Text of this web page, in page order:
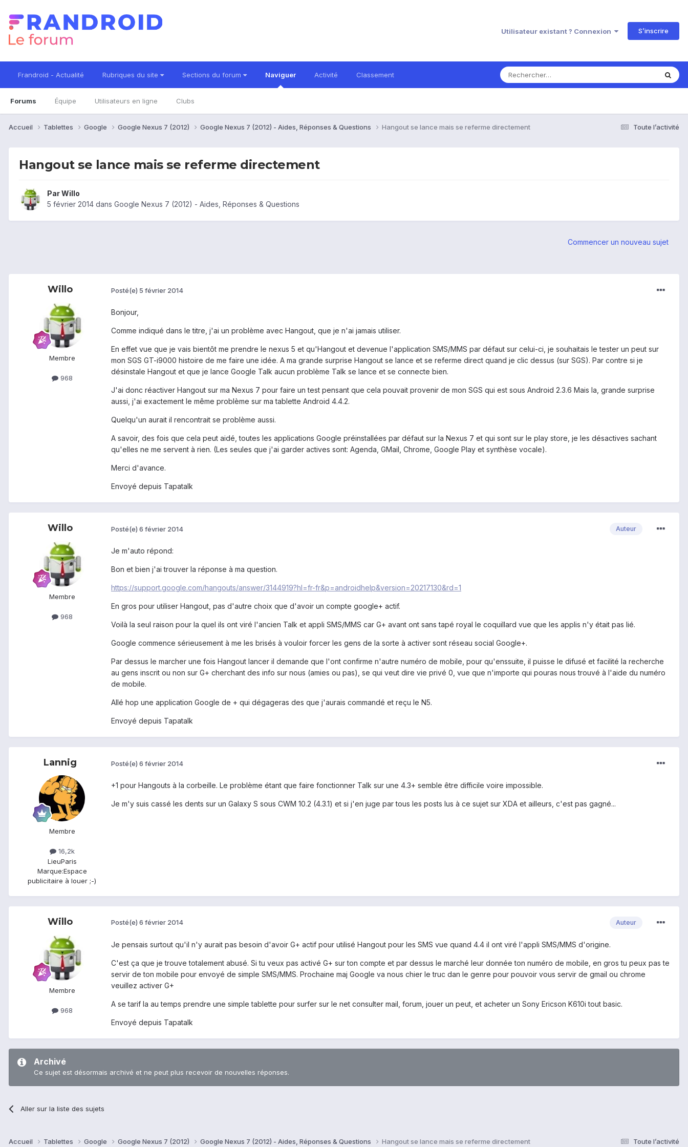
Utilisateur existant ? Connexion S’inscrire
Frandroid - Actualité Rubriques du site Sections du forum Naviguer
Forums Équipe Utilisateurs en ligne Clubs
Activité Classement
Toute l’activité
Accueil Tablettes Google Google Nexus 7 (2012) Google Nexus 7 (2012) - Aides, Réponses & Questions Hangout se lance mais se referme directement
Hangout se lance mais se referme directement
ParWillo
5 février 2014 dans Google Nexus 7 (2012) - Aides, Réponses & Questions
Commencer un nouveau sujet
Willo
Membre
968
Posté(e) 5 février 2014
Bonjour,
Comme indiqué dans le titre, j'ai un problème avec Hangout, que je n'ai jamais utiliser.
En effet vue que je vais bientôt me prendre le nexus 5 et qu'Hangout et devenue l'application SMS/MMS par défaut sur celui-ci, je souhaitais le tester un peut sur
mon SGS GT-i9000 histoire de me faire une idée. A ma grande surprise Hangout se lance et se referme direct quand je clic dessus (sur SGS). Par contre si je
désinstale Hangout et que je lance Google Talk aucun problème Talk se lance et se connecte bien.
J'ai donc réactiver Hangout sur ma Nexus 7 pour faire un test pensant que cela pouvait provenir de mon SGS qui est sous Android 2.3.6 Mais la, grande surprise
aussi, j'ai exactement le même problème sur ma tablette Android 4.4.2.
Quelqu'un aurait il rencontrait se problème aussi.
A savoir, des fois que cela peut aidé, toutes les applications Google préinstallées par défaut sur la Nexus 7 et qui sont sur le play store, je les désactives sachant
qu'elles ne me servent à rien. (Les seules que j'ai garder actives sont: Agenda, GMail, Chrome, Google Play et synthèse vocale).
Merci d'avance.
Envoyé depuis Tapatalk
Willo
Membre
968
Auteur
Posté(e) 6 février 2014
Je m'auto répond:
Bon et bien j'ai trouver la réponse à ma question.
https://support.google.com/hangouts/answer/3144919?hl=fr-fr&p=androidhelp&version=20217130&rd=1
En gros pour utiliser Hangout, pas d'autre choix que d'avoir un compte google+ actif.
Voilà la seul raison pour la quel ils ont viré l'ancien Talk et appli SMS/MMS car G+ avant ont sans tapé royal le coquillard vue que les applis n'y était pas lié.
Google commence sérieusement à me les brisés à vouloir forcer les gens de la sorte à activer sont réseau social Google+.
Par dessus le marcher une fois Hangout lancer il demande que l'ont confirme n'autre numéro de mobile, pour qu'enssuite, il puisse le difusé et facilité la recherche
au gens inscrit ou non sur G+ cherchant des info sur nous (amies ou pas), se qui veut dire vie privé 0, vue que n'importe qui pouras nous trouvé à l'aide du numéro
de mobile.
Allé hop une application Google de + qui dégageras des que j'aurais commandé et reçu le N5.
Envoyé depuis Tapatalk
Lannig
Membre
16,2k
LieuParis
Marque:Espace
publicitaire à louer ;-)
Posté(e) 6 février 2014
+1 pour Hangouts à la corbeille. Le problème étant que faire fonctionner Talk sur une 4.3+ semble être difficile voire impossible.
Je m'y suis cassé les dents sur un Galaxy S sous CWM 10.2 (4.3.1) et si j'en juge par tous les posts lus à ce sujet sur XDA et ailleurs, c'est pas gagné...
Willo
Membre
968
Auteur
Posté(e) 6 février 2014
Je pensais surtout qu'il n'y aurait pas besoin d'avoir G+ actif pour utilisé Hangout pour les SMS vue quand 4.4 il ont viré l'appli SMS/MMS d'origine.
C'est ça que je trouve totalement abusé. Si tu veux pas activé G+ sur ton compte et par dessus le marché leur donnée ton numéro de mobile, en gros tu peux pas te
servir de ton mobile pour envoyé de simple SMS/MMS. Prochaine maj Google va nous chier le truc dan le genre pour pouvoir vous servir de gmail ou chrome
veuillez activer G+
A se tarif la au temps prendre une simple tablette pour surfer sur le net consulter mail, forum, jouer un peut, et acheter un Sony Ericson K610i tout basic.
Envoyé depuis Tapatalk
Archivé
Ce sujet est désormais archivé et ne peut plus recevoir de nouvelles réponses.
Aller sur la liste des sujets
Toute l’activité
Accueil Tablettes Google Google Nexus 7 (2012) Google Nexus 7 (2012) - Aides, Réponses & Questions Hangout se lance mais se referme directement